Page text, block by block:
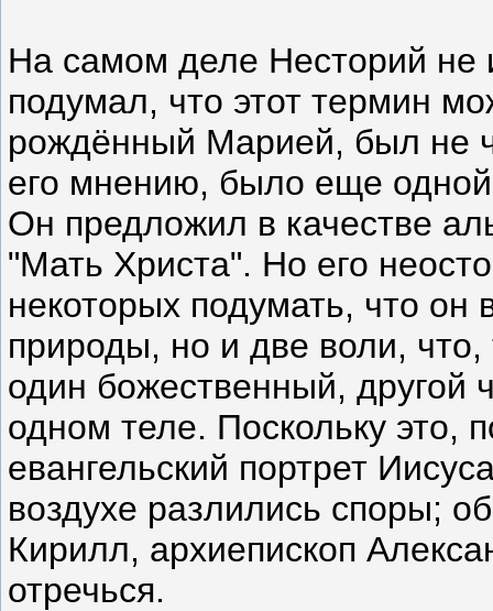
На самом деле Несторий не
подумал, что этот термин
рождённый Марией, был не
его мнению, было еще
Он предложил в качестве
"Мать Христа". Но его
некоторых подумать, что он
природы, но и две воли,
один божественный, другой
одном теле. Поскольку это,
евангельский портрет
воздухе разлились споры;
Кирилл, архиепископ
отречься.